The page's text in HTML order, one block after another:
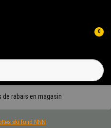
0
de rabais en magasin
ski fond NNN